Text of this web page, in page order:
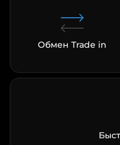
Обмен Trade in